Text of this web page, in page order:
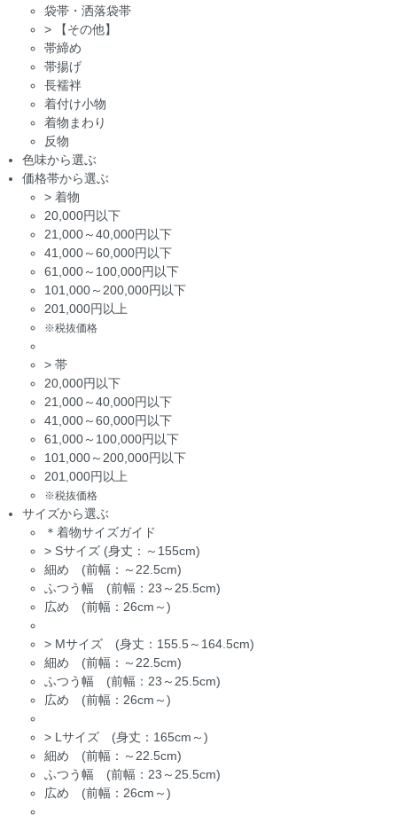
袋帯・洒落袋帯
>
【その他】
帯締め
帯揚げ
長襦袢
着付け小物
着物まわり
反物
色味から選ぶ
価格帯から選ぶ
> 着物
20,000円以下
21,000～40,000円以下
41,000～60,000円以下
61,000～100,000円以下
101,000～200,000円以下
201,000円以上
※税抜価格
> 帯
20,000円以下
21,000～40,000円以下
41,000～60,000円以下
61,000～100,000円以下
101,000～200,000円以下
201,000円以上
※税抜価格
サイズから選ぶ
＊着物サイズガイド
> Sサイズ (身丈：～155cm)
細め (前幅：～22.5cm)
ふつう幅 (前幅：23～25.5cm)
広め (前幅：26cm～)
> Mサイズ (身丈：155.5～164.5cm)
細め (前幅：～22.5cm)
ふつう幅 (前幅：23～25.5cm)
広め (前幅：26cm～)
> Lサイズ (身丈：165cm～)
細め (前幅：～22.5cm)
ふつう幅 (前幅：23～25.5cm)
広め (前幅：26cm～)